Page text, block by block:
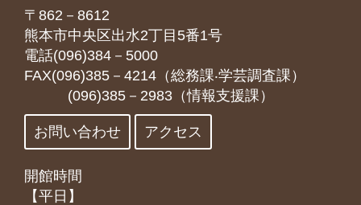
〒862－8612
熊本市中央区出水2丁目5番1号
電話(096)384－5000
FAX(096)385－4214（総務課‧学芸調査課）
(096)385－2983（情報支援課）
お問い合わせ アクセス
開館時間
【平日】